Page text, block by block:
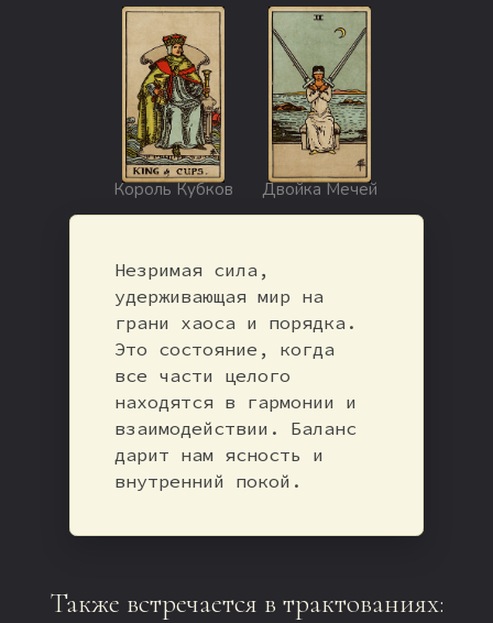
Король Кубков Двойка Мечей
Незримая сила,
удерживающая мир на
грани хаоса и порядка.
Это состояние, когда
все части целого
находятся в гармонии и
взаимодействии. Баланс
дарит нам ясность и
внутренний покой.
Также встречается в трактованиях: